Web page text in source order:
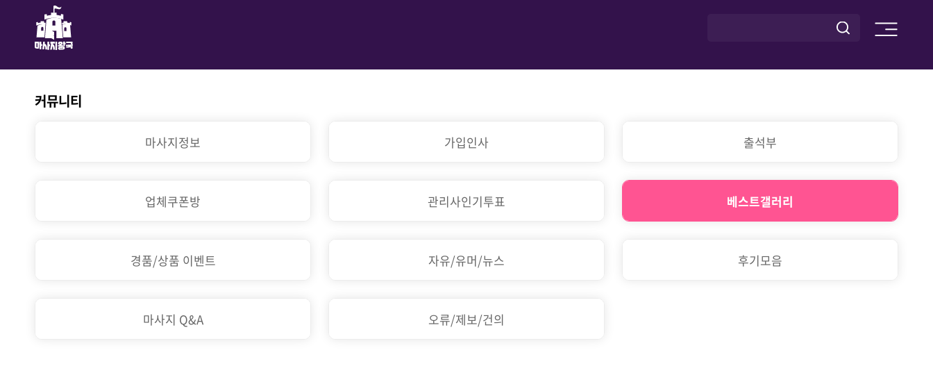
커뮤니티
마사지정보 가입인사 출석부
업체쿠폰방 관리사인기투표 베스트갤러리
경품/상품 이벤트 자유/유머/뉴스 후기모음
마사지 Q&A 오류/제보/건의